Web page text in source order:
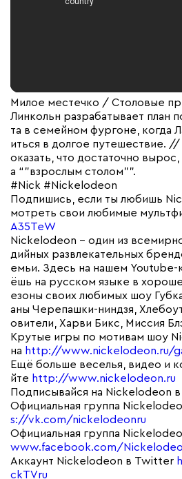
Милое местечко / Столовые
Линкольн разрабатывает план
та в семейном фургоне, когда
иться в долгое путешествие. //
оказать, что достаточно
а “”взрослым столом””.
#Nick #Nickelodeon
Подпишись, если ты любишь
мотреть свои любимые
A35TeW
Nickelodeon – один из
дийных развлекательных
емьи. Здесь на нашем Youtube-
ёшь на русском языке в
езоны своих любимых шоу
аны Черепашки-ниндзя,
овители, Харви Бикс, Миссия
Крутые игры по мотивам шоу
на http://www.nickelodeon.ru/
Ещё больше веселья, видео и
йте http://www.nickelodeon.ru
Подписывайся на Nickelodeon в
Официальная группа
s://vk.com/nickelodeonru
Официальная группа
www.facebook.com/
Аккаунт Nickelodeon в Twitter
ckTVru